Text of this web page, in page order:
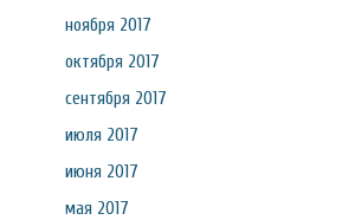
ноября 2017
октября 2017
сентября 2017
июля 2017
июня 2017
мая 2017